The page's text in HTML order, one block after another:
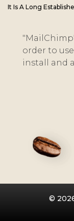
It Is A Long
order to
install and
©